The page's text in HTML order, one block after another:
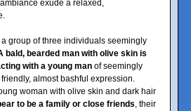
exude a relaxed,
group of three individuals seemingly
bald, bearded man with olive skin is
with a young man of seemingly
almost bashful expression.
woman with olive skin and dark hair
to be a family or close friends, their